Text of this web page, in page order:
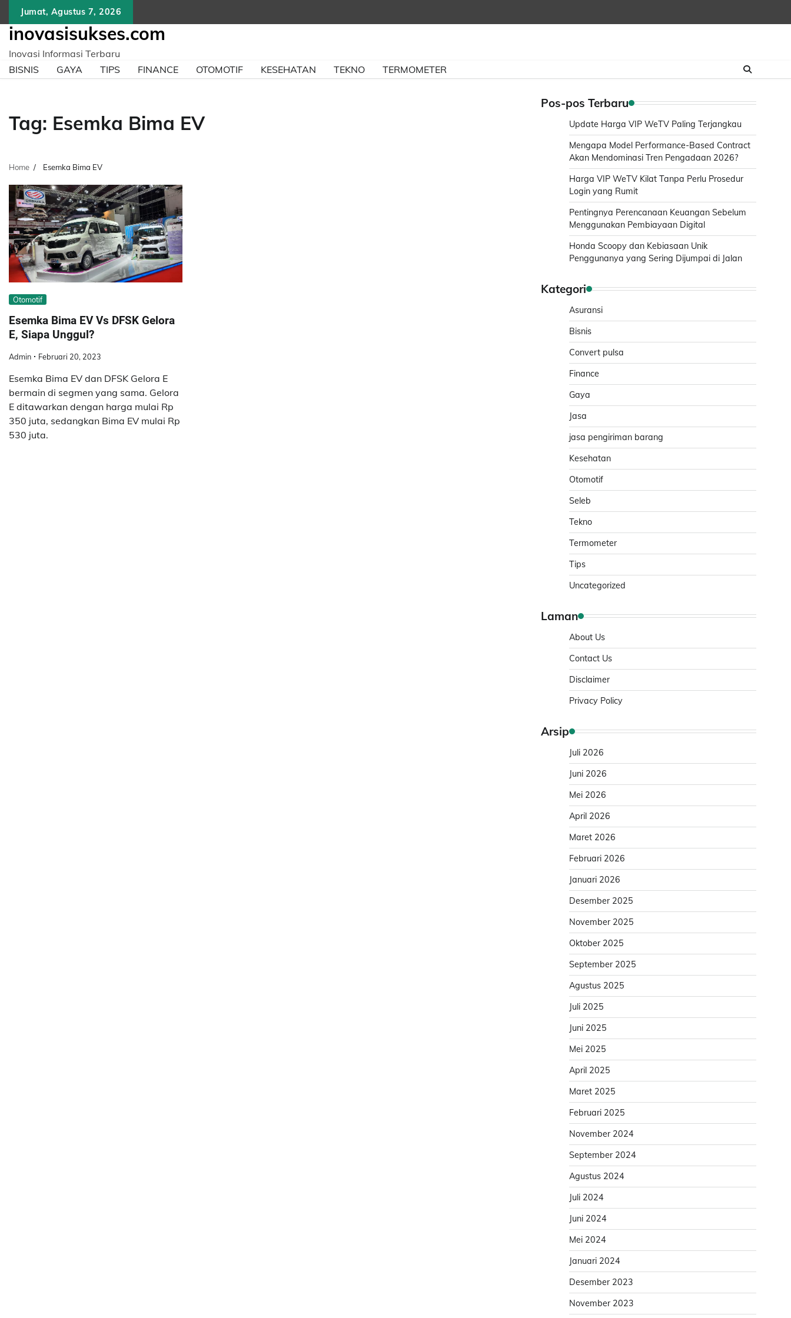
content
Jumat, Agustus 7, 2026
inovasisukses.com
Inovasi Informasi Terbaru
BISNIS
GAYA TIPS FINANCE OTOMOTIF KESEHATAN TEKNO TERMOMETER
Tag: Esemka Bima EV
Home Esemka Bima EV
Otomotif
Esemka Bima EV Vs DFSK Gelora
E, Siapa Unggul?
Admin Februari 20, 2023
Esemka Bima EV dan DFSK Gelora E
bermain di segmen yang sama. Gelora
E ditawarkan dengan harga mulai Rp
350 juta, sedangkan Bima EV mulai Rp
530 juta.
Pos-pos Terbaru
Update Harga VIP WeTV Paling Terjangkau
Mengapa Model Performance-Based Contract
Akan Mendominasi Tren Pengadaan 2026?
Harga VIP WeTV Kilat Tanpa Perlu Prosedur
Login yang Rumit
Pentingnya Perencanaan Keuangan Sebelum
Menggunakan Pembiayaan Digital
Honda Scoopy dan Kebiasaan Unik
Penggunanya yang Sering Dijumpai di Jalan
Kategori
Asuransi
Bisnis
Convert pulsa
Finance
Gaya
Jasa
jasa pengiriman barang
Kesehatan
Otomotif
Seleb
Tekno
Termometer
Tips
Uncategorized
Laman
About Us
Contact Us
Disclaimer
Privacy Policy
Arsip
Juli 2026
Juni 2026
Mei 2026
April 2026
Maret 2026
Februari 2026
Januari 2026
Desember 2025
November 2025
Oktober 2025
September 2025
Agustus 2025
Juli 2025
Juni 2025
Mei 2025
April 2025
Maret 2025
Februari 2025
November 2024
September 2024
Agustus 2024
Juli 2024
Juni 2024
Mei 2024
Januari 2024
Desember 2023
November 2023